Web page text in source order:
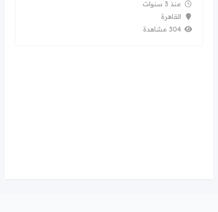
منذ 3 سنوات
القاهرة
304 مشاهدة